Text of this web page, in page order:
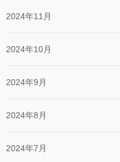
2024年11月
2024年10月
2024年9月
2024年8月
2024年7月